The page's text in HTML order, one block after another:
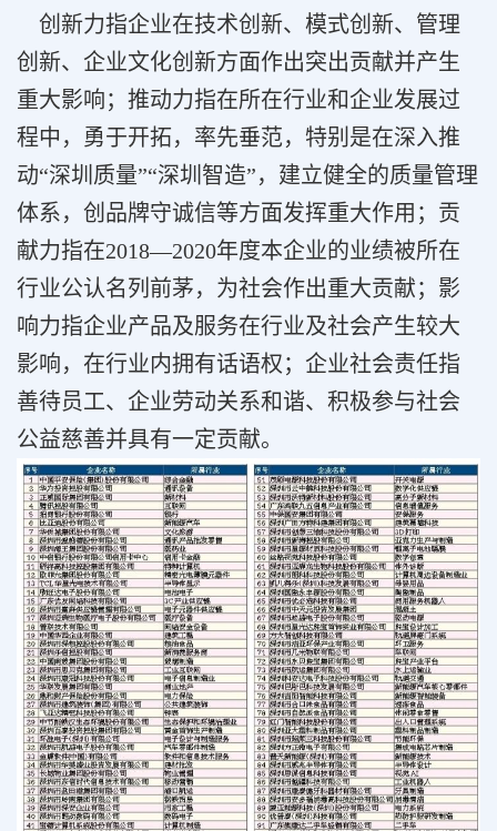
创新力指企业在技术创新、模式创新、管理
创新、企业文化创新方面作出突出贡献并产生
重大影响；推动力指在所在行业和企业发展过
程中，勇于开拓，率先垂范，特别是在深入推
动“深圳质量”“深圳智造”，建立健全的质量管理
体系，创品牌守诚信等方面发挥重大作用；贡
献力指在2018—2020年度本企业的业绩被所在
行业公认名列前茅，为社会作出重大贡献；影
响力指企业产品及服务在行业及社会产生较大
影响，在行业内拥有话语权；企业社会责任指
善待员工、企业劳动关系和谐、积极参与社会
公益慈善并具有一定贡献。